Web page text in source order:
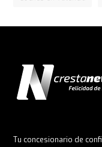
Tu concesionario de